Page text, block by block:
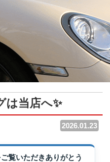
は当店へ✨️
2026.01.23
覧いただきありがとう